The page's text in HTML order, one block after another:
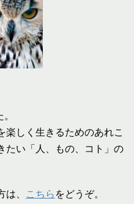
楽しく生きるためのあれこ
たい「人、もの、コト」の
、 こちら をどうぞ。